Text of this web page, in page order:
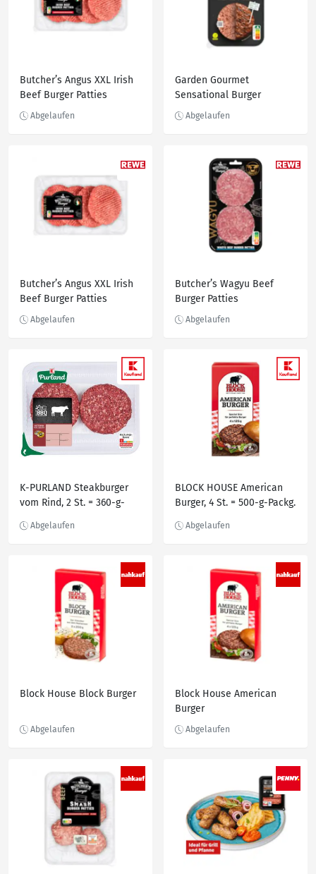
Butcherʼs Angus XXL Irish
Beef Burger Patties
Garden Gourmet
Sensational Burger
Butcherʼs Angus XXL Irish
Beef Burger Patties
Butcher’s Wagyu Beef
Burger Patties
K-PURLAND Steakburger
vom Rind, 2 St. = 360-g-
BLOCK HOUSE American
Burger, 4 St. = 500-g-Packg.
Block House Block Burger
Block House American
Burger